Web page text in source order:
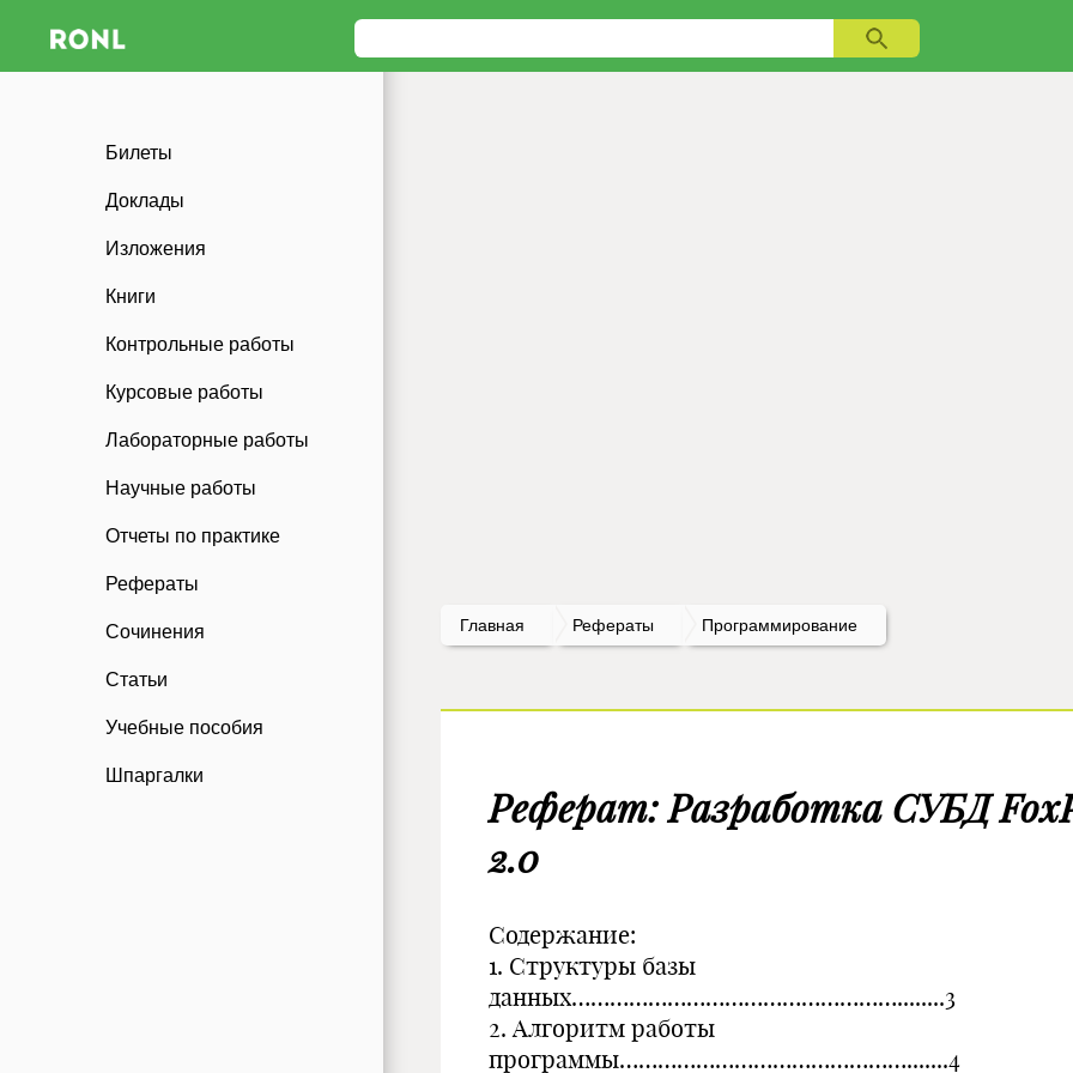
Билеты
Доклады
Изложения
Книги
Контрольные работы
Курсовые работы
Лабораторные работы
Научные работы
Отчеты по практике
Рефераты
Сочинения
Статьи
Учебные пособия
Шпаргалки
Главная Рефераты Программирование
Реферат: Разработка СУБД
2.0
Содержание:
1. Структуры базы
данных……………………………………………........3
2. Алгоритм работы
программы……………………………………….......4